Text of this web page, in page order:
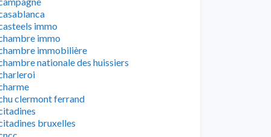
immo
immo
immobilière
nationale des huissiers
clermont ferrand
bruxelles